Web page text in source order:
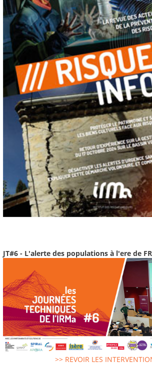
JT#6 - L'alerte des populations à l'ere de
>> REVOIR LES